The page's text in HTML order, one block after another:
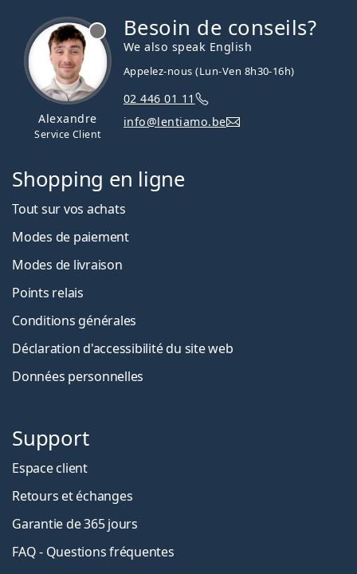
Alexandre
Service Client
Besoin de conseils?
We also speak English
Appelez-nous (Lun-Ven 8h30-16h)
02 446 01 11
info@lentiamo.be
Shopping en ligne
Tout sur vos achats
Modes de paiement
Modes de livraison
Points relais
Conditions générales
Déclaration d'accessibilité du site web
Données personnelles
Support
Espace client
Retours et échanges
Garantie de 365 jours
FAQ - Questions fréquentes